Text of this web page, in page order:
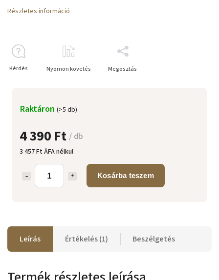
4 390 Ft/ db
3 457 Ft ÁFA nélkül
Kosárba teszem
Raktáron (>5 db)
Részletes információ
Kérdés Nyomon követés Megosztás
Leírás Értékelés (1) Beszélgetés